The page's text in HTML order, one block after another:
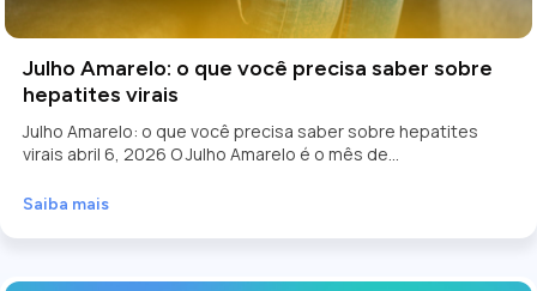
Julho Amarelo: o que você precisa saber sobre
hepatites virais
Julho Amarelo: o que você precisa saber sobre hepatites
virais abril 6, 2026 O Julho Amarelo é o mês de...
Saiba mais